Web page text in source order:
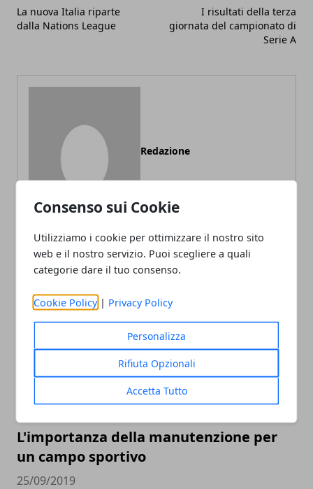
Consenso sui Cookie
Utilizziamo i cookie per ottimizzare il nostro sito
web e il nostro servizio. Puoi scegliere a quali
categorie dare il tuo consenso.
Cookie Policy | Privacy Policy
Personalizza
Rifiuta Opzionali
Accetta Tutto
La nuova Italia riparte
dalla Nations League
I risultati della terza
giornata del campionato di
Serie A
Redazione
L'importanza della manutenzione per
un campo sportivo
25/09/2019